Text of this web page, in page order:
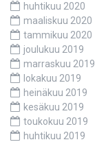
huhtikuu 2020
maaliskuu 2020
tammikuu 2020
joulukuu 2019
marraskuu 2019
lokakuu 2019
heinäkuu 2019
kesäkuu 2019
toukokuu 2019
huhtikuu 2019